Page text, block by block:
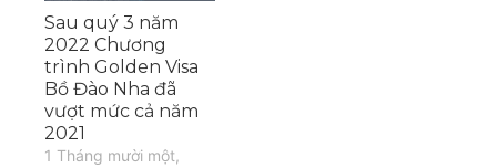
Sau quý 3 năm
2022 Chương
trình Golden Visa
Bồ Đào Nha đã
vượt mức cả năm
2021
1 Tháng mười một,